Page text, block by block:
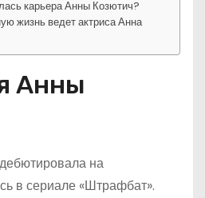
карьера Анны Козютич?
жизнь ведет актриса Анна
Анны
на
в сериале «Штрафбат».